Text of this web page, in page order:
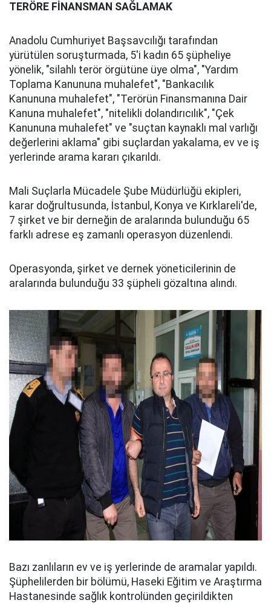
TERÖRE FİNANSMAN SAĞLAMAK
Anadolu Cumhuriyet Başsavcılığı tarafından
yürütülen soruşturmada, 5'i kadın 65 şüpheliye
yönelik, "silahlı terör örgütüne üye olma", "Yardım
Toplama Kanununa muhalefet", "Bankacılık
Kanununa muhalefet", "Terörün Finansmanına Dair
Kanuna muhalefet", "nitelikli dolandırıcılık", "Çek
Kanununa muhalefet" ve "suçtan kaynaklı mal varlığı
değerlerini aklama" gibi suçlardan yakalama, ev ve iş
yerlerinde arama kararı çıkarıldı.
Mali Suçlarla Mücadele Şube Müdürlüğü ekipleri,
karar doğrultusunda, İstanbul, Konya ve Kırklareli'de,
7 şirket ve bir derneğin de aralarında bulunduğu 65
farklı adrese eş zamanlı operasyon düzenlendi.
Operasyonda, şirket ve dernek yöneticilerinin de
aralarında bulunduğu 33 şüpheli gözaltına alındı.
Bazı zanlıların ev ve iş yerlerinde de aramalar yapıldı.
Şüphelilerden bir bölümü, Haseki Eğitim ve Araştırma
Hastanesinde sağlık kontrolünden geçirildikten